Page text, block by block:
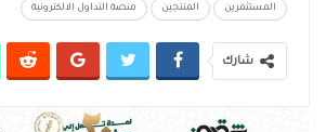
المستثمرين المنتجين منصة التداول الالكترونية
شارك